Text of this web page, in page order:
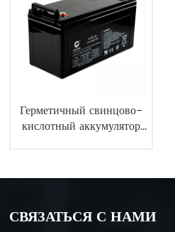
Герметичный свинцово-
кислотный аккумулятор
СВЯЗАТЬСЯ С НАМИ